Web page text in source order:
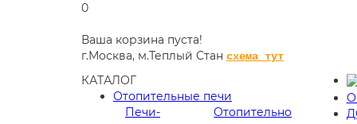
0
Ваша корзина пуста!
г.Москва, м.Теплый Стан схема тут
КАТАЛОГ
Отопительные печи
Печи-
Отопительно